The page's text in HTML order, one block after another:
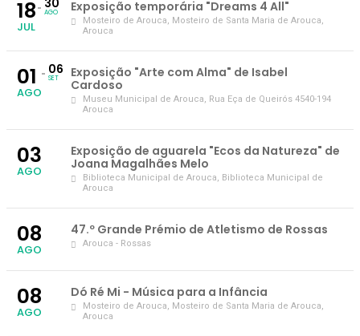
18
JUL
30
AGO Exposição temporária "Dreams 4 All"
Mosteiro de Arouca, Mosteiro de Santa Maria de Arouca,
Arouca
01
AGO
06
SET
Exposição "Arte com Alma" de Isabel
Cardoso
Museu Municipal de Arouca, Rua Eça de Queirós 4540-194
Arouca
03
AGO
Exposição de aguarela "Ecos da Natureza" de
Joana Magalhães Melo
Biblioteca Municipal de Arouca, Biblioteca Municipal de
Arouca
08
AGO
47.º Grande Prémio de Atletismo de Rossas
Arouca - Rossas
08
AGO
Dó Ré Mi - Música para a Infância
Mosteiro de Arouca, Mosteiro de Santa Maria de Arouca,
Arouca